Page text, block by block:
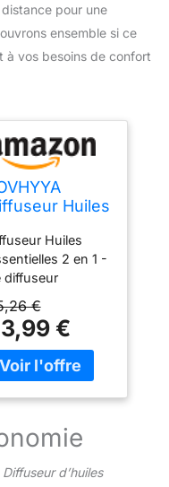
pour une
ensemble si ce
à vos besoins de confort
Huiles
avec
LED
Huiles
2 en 1 -
diffuseur
a une
de 500 ml
être utilisé
continu jusqu'à
L'ajout
essentielles
le diffuseur
€
€
Diffuseur d’huiles